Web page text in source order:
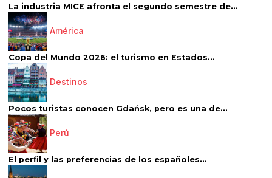
La industria MICE afronta el segundo semestre de...
América
Copa del Mundo 2026: el turismo en Estados...
Destinos
Pocos turistas conocen Gdańsk, pero es una de...
Perú
El perfil y las preferencias de los españoles...